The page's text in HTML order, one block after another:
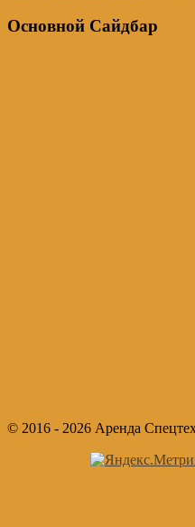
Основной Сайдбар
© 2016 - 2026 Аренда